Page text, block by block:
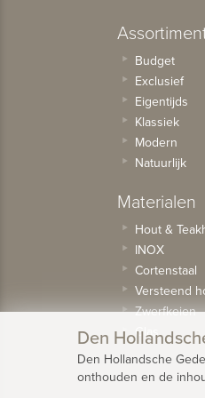
Budget
Exclusief
Eigentijds
Klassiek
Modern
Natuurlijk
Materialen
Hout &
INOX
Cortenstaal
Versteend
Zwerfkeien
Glas
Den
Den Hollandsche
onthouden en de